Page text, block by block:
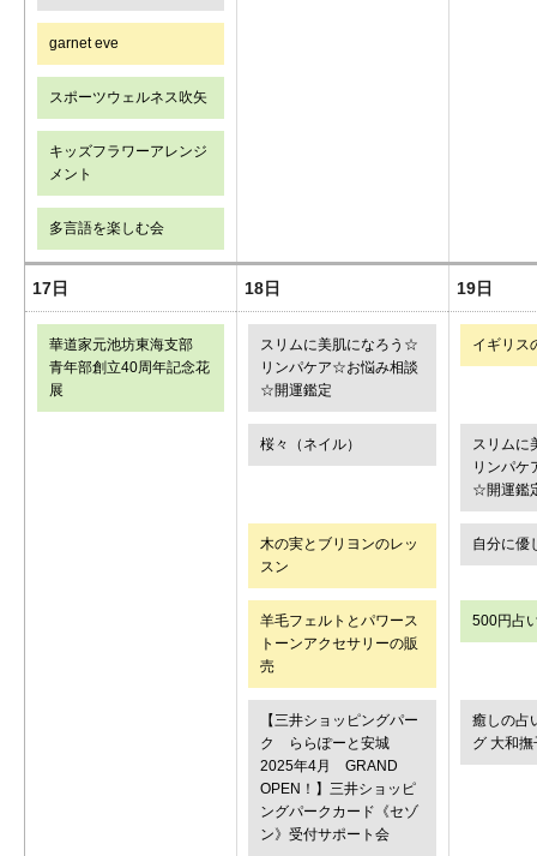
garnet eve
スポーツウェルネス吹矢
キッズフラワーアレンジ
メント
多言語を楽しむ会
17日 18日 19日
華道家元池坊東海支部
青年部創立40周年記念花
展
スリムに美肌になろう☆
リンパケア☆お悩み相談
☆開運鑑定
イギリス
桜々（ネイル）
スリムに
リンパ
☆開運鑑
木の実とブリヨンのレッ
スン
自分に優
羊毛フェルトとパワース
トーンアクセサリーの販
売
500円占
【三井ショッピングパー
ク ららぽーと安城
2025年4月 GRAND
OPEN！】三井ショッピ
ングパークカード《セゾ
ン》受付サポート会
癒しの占
グ 大和撫